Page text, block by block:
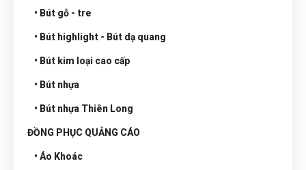
• Bút gỗ - tre
• Bút highlight - Bút dạ quang
• Bút kim loại cao cấp
• Bút nhựa
• Bút nhựa Thiên Long
ĐỒNG PHỤC QUẢNG CÁO
• Áo Khoác